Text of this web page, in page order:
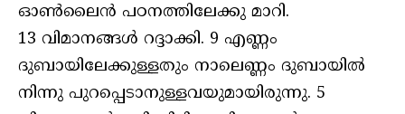
ഓണ്‍ലൈന്‍ പഠനത്തിലേക്കു മാറി.
13 വിമാനങ്ങള്‍ റദ്ദാക്കി. 9 എണ്ണം
ദുബായിലേക്കുള്ളതും നാലെണ്ണം ദുബായില്‍
നിന്നു പുറപ്പെടാനുള്ളവയുമായിരുന്നു. 5